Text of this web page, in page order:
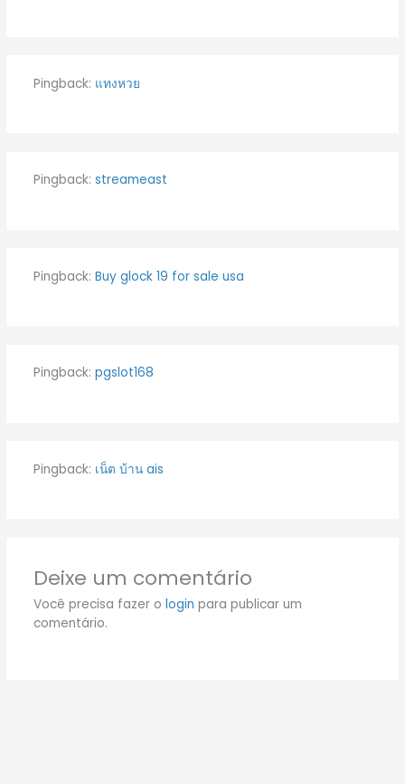
Pingback: แทงหวย
Pingback: streameast
Pingback: Buy glock 19 for sale usa
Pingback: pgslot168
Pingback: เน็ต บ้าน ais
Deixe um comentário
Você precisa fazer o login para publicar um
comentário.